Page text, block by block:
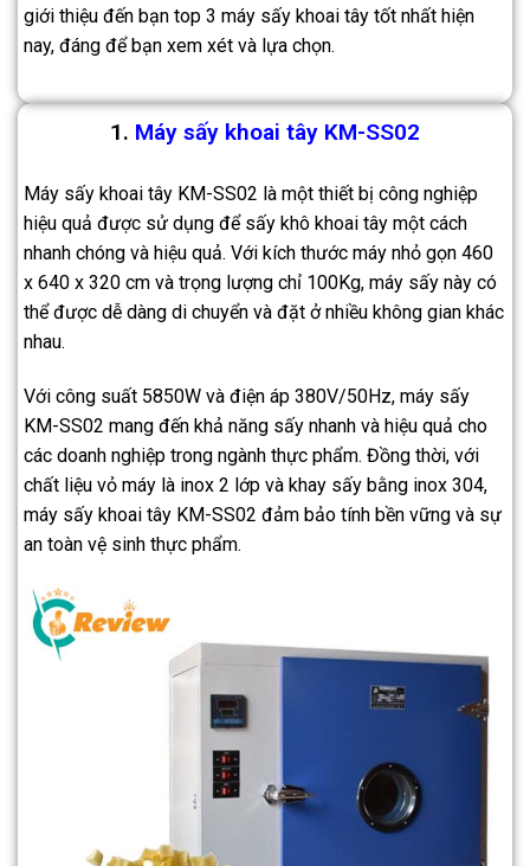
giới thiệu đến bạn top 3 máy sấy khoai tây tốt nhất hiện
nay, đáng để bạn xem xét và lựa chọn.
1. Máy sấy khoai tây KM-SS02
Máy sấy khoai tây KM-SS02 là một thiết bị công nghiệp
hiệu quả được sử dụng để sấy khô khoai tây một cách
nhanh chóng và hiệu quả. Với kích thước máy nhỏ gọn 460
x 640 x 320 cm và trọng lượng chỉ 100Kg, máy sấy này có
thể được dễ dàng di chuyển và đặt ở nhiều không gian khác
nhau.
Với công suất 5850W và điện áp 380V/50Hz, máy sấy
KM-SS02 mang đến khả năng sấy nhanh và hiệu quả cho
các doanh nghiệp trong ngành thực phẩm. Đồng thời, với
chất liệu vỏ máy là inox 2 lớp và khay sấy bằng inox 304,
máy sấy khoai tây KM-SS02 đảm bảo tính bền vững và sự
an toàn vệ sinh thực phẩm.